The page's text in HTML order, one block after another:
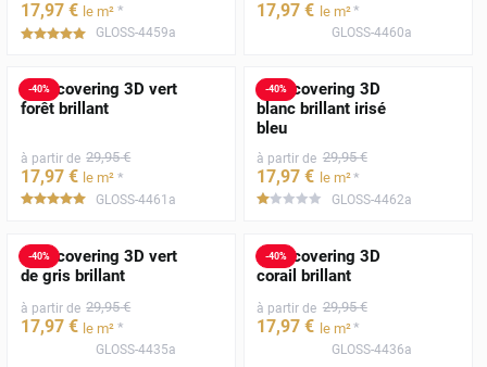
17,97 € le m² *
*****
GLOSS-4459a
17,97 € le m²*
GLOSS-4460a
-40%
Film covering 3D vert
forêt brillant
à partir de 29,95 €
17,97 € le m² *
*****
GLOSS-4461a
-40%
Film covering 3D
blanc brillant irisé
bleu
à partir de 29,95 €
17,97 € le m²*
***** GLOSS-4462a
-40%
Film covering 3D vert
de gris brillant
à partir de 29,95 €
17,97 € le m² *
GLOSS-4435a
-40%
Film covering 3D
corail brillant
à partir de 29,95 €
17,97 € le m²*
GLOSS-4436a